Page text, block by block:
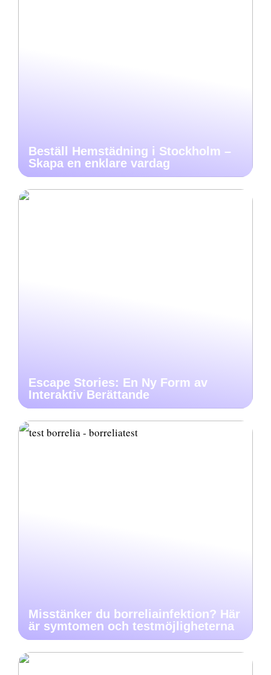
Beställ Hemstädning i Stockholm –
Skapa en enklare vardag
Escape Stories: En Ny Form av
Interaktiv Berättande
Misstänker du borreliainfektion? Här
är symtomen och testmöjligheterna